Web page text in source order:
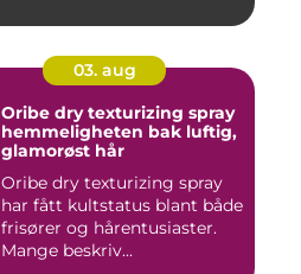
03. aug
Oribe dry texturizing spray
hemmeligheten bak luftig,
glamorøst hår
Oribe dry texturizing spray
har fått kultstatus blant både
frisører og hårentusiaster.
Mange beskriv...